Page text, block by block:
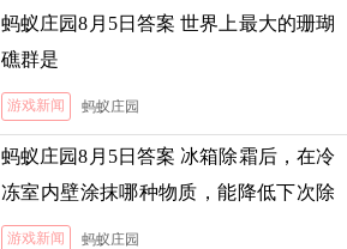
蚂蚁庄园8月5日答案 世界上最大的珊瑚
礁群是
游戏新闻 蚂蚁庄园
蚂蚁庄园8月5日答案 冰箱除霜后，在冷
冻室内壁涂抹哪种物质，能降低下次除
霜的难度
游戏新闻 蚂蚁庄园